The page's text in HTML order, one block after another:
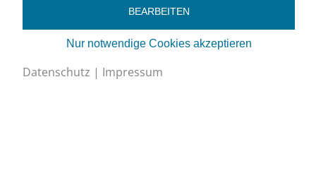
BEARBEITEN
Nur notwendige Cookies akzeptieren
Datenschutz | Impressum